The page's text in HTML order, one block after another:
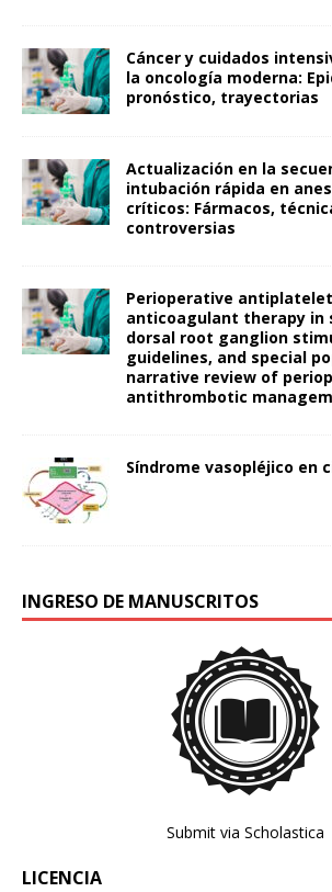
Cáncer y cuidados
la oncología moderna:
pronóstico, trayectorias
Actualización en la
intubación rápida en
críticos: Fármacos,
controversias
Perioperative
anticoagulant therapy in
dorsal root ganglion
guidelines, and special
narrative review of
antithrombotic
Síndrome vasopléjico en
INGRESO DE MANUSCRITOS
Submit via Scholastica
LICENCIA